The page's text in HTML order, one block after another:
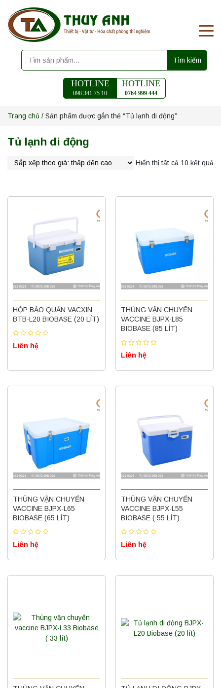
Tìm kiếm
HOTLINE
098 341 75 10
HOTLINE
0764 999 444
Trang chủ / Sản phẩm được gắn thẻ “Tủ lạnh di động”
Tủ lạnh di động
Hiển thị tất cả 10 kết quả
HỘP BẢO QUẢN VACXIN
BTB-L20 BIOBASE (20 LÍT)
Liên hệ
THÙNG VẬN CHUYỂN
VACCINE BJPX-L85
BIOBASE (85 LÍT)
Liên hệ
THÙNG VẬN CHUYỂN
VACCINE BJPX-L65
BIOBASE (65 LÍT)
Liên hệ
THÙNG VẬN CHUYỂN
VACCINE BJPX-L55
BIOBASE ( 55 LÍT)
Liên hệ